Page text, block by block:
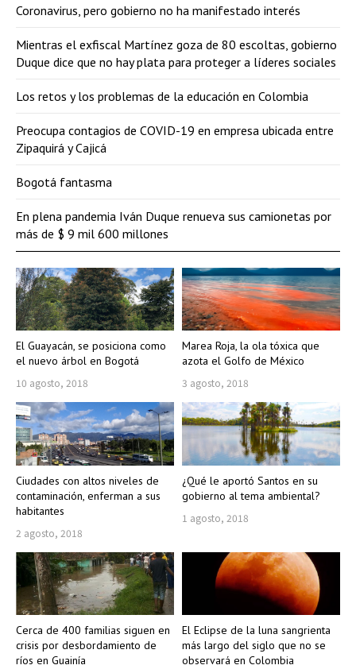
El Guayacán, se posiciona como
el nuevo árbol en Bogotá
10 agosto, 2018
Marea Roja, la ola tóxica que
azota el Golfo de México
3 agosto, 2018
Ciudades con altos niveles de
contaminación, enferman a sus
habitantes
2 agosto, 2018
¿Qué le aportó Santos en su
gobierno al tema ambiental?
1 agosto, 2018
Cerca de 400 familias siguen en
crisis por desbordamiento de
ríos en Guainía
El Eclipse de la luna sangrienta
más largo del siglo que no se
observará en Colombia
Coronavirus, pero gobierno no ha manifestado interés
Mientras el exfiscal Martínez goza de 80 escoltas, gobierno
Duque dice que no hay plata para proteger a líderes sociales
Los retos y los problemas de la educación en Colombia
Preocupa contagios de COVID-19 en empresa ubicada entre
Zipaquirá y Cajicá
Bogotá fantasma
En plena pandemia Iván Duque renueva sus camionetas por
más de $ 9 mil 600 millones